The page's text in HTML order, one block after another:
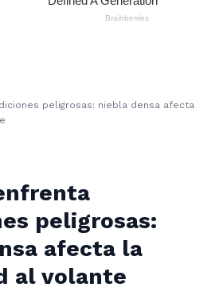
peligrosas: niebla densa afecta
peligrosas:
afecta la
al volante